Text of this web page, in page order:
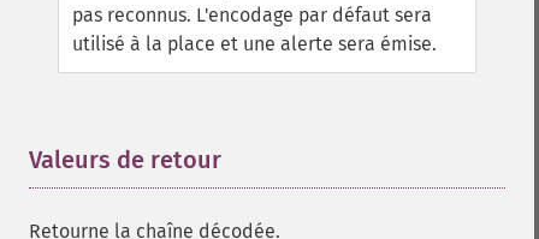
pas reconnus. L'encodage par défaut sera
utilisé à la place et une alerte sera émise.
Valeurs de retour
Retourne la chaîne décodée.